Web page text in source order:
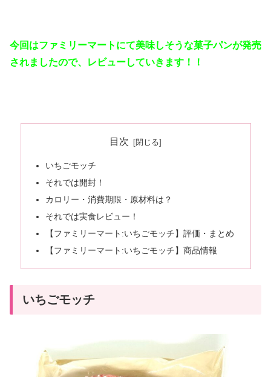
今回はファミリーマートにて美味しそうな菓子パンが発売
されましたので、レビューしていきます！！
目次
いちごモッチ
それでは開封！
カロリー・消費期限・原材料は？
それでは実食レビュー！
【ファミリーマート:いちごモッチ】評価・まとめ
【ファミリーマート:いちごモッチ】商品情報
いちごモッチ